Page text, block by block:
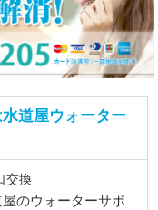
道屋ウォーター
のウォーターサポ